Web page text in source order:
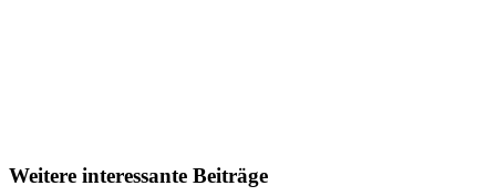
Weitere interessante Beiträge